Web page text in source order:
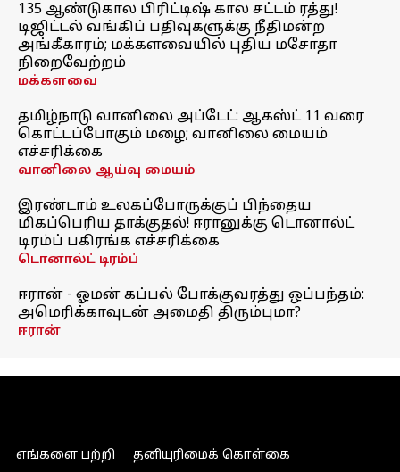
135 ஆண்டுகால பிரிட்டிஷ் கால சட்டம் ரத்து!
டிஜிட்டல் வங்கிப் பதிவுகளுக்கு நீதிமன்ற
அங்கீகாரம்; மக்களவையில் புதிய மசோதா
நிறைவேற்றம்
மக்களவை
தமிழ்நாடு வானிலை அப்டேட்: ஆகஸ்ட் 11 வரை
கொட்டப்போகும் மழை; வானிலை மையம்
எச்சரிக்கை
வானிலை ஆய்வு மையம்
இரண்டாம் உலகப்போருக்குப் பிந்தைய
மிகப்பெரிய தாக்குதல்! ஈரானுக்கு டொனால்ட்
டிரம்ப் பகிரங்க எச்சரிக்கை
டொனால்ட் டிரம்ப்
ஈரான் - ஓமன் கப்பல் போக்குவரத்து ஒப்பந்தம்:
அமெரிக்காவுடன் அமைதி திரும்புமா?
ஈரான்
எங்களை பற்றி தனியுரிமைக் கொள்கை